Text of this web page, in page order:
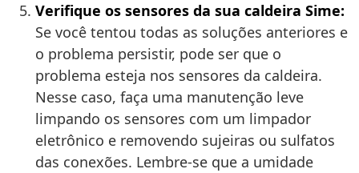
Verifique os sensores da sua caldeira Sime:
Se você tentou todas as soluções anteriores e
o problema persistir, pode ser que o
problema esteja nos sensores da caldeira.
Nesse caso, faça uma manutenção leve
limpando os sensores com um limpador
eletrônico e removendo sujeiras ou sulfatos
das conexões. Lembre-se que a umidade